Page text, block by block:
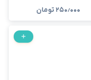
۲۵۰٫۰۰۰ تومان